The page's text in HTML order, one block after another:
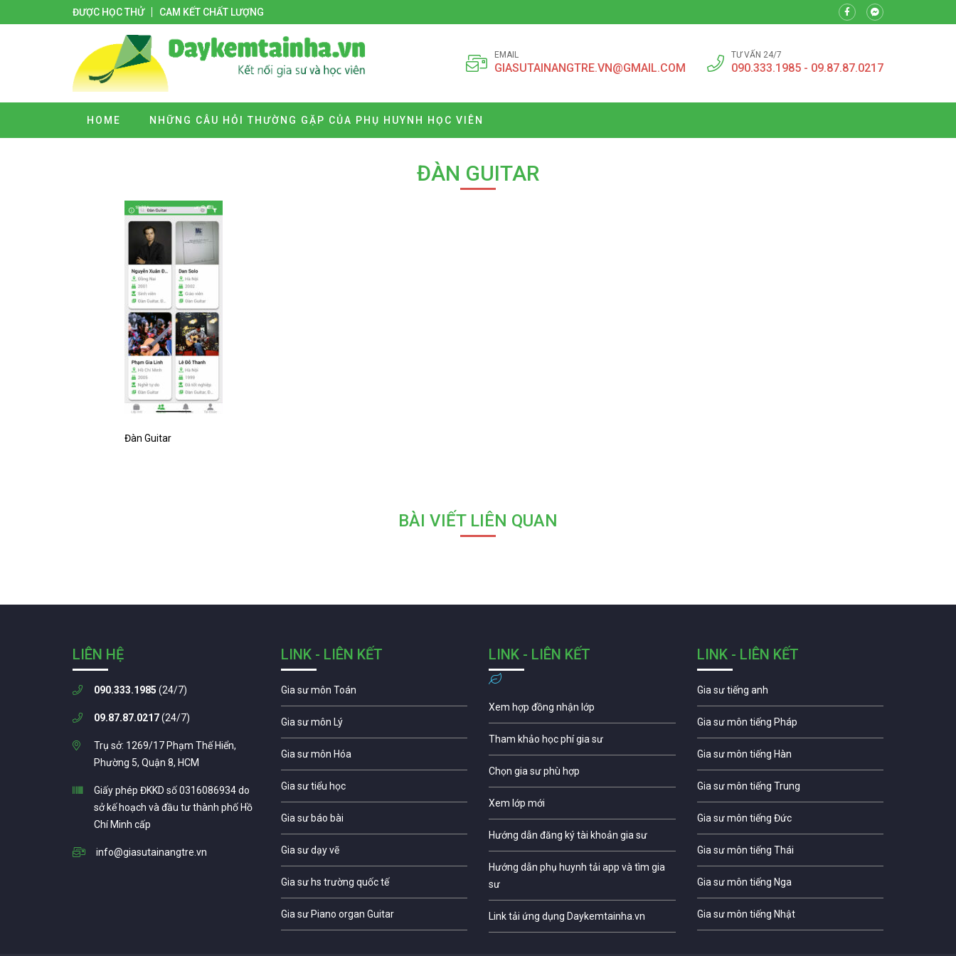
ĐƯỢC HỌC THỬ CAM KẾT CHẤT LƯỢNG
EMAIL
GIASUTAINANGTRE.VN@GMAIL.COM
TƯ VẤN 24/7
090.333.1985 - 09.87.87.0217
HOME NHỮNG CÂU HỎI THƯỜNG GẶP CỦA PHỤ HUYNH HỌC VIÊN
ĐÀN GUITAR
Đàn Guitar
BÀI VIẾT LIÊN QUAN
LIÊN HỆ
090.333.1985 (24/7)
09.87.87.0217(24/7)
Trụ sở: 1269/17 Phạm Thế Hiển,
Phường 5, Quận 8, HCM
Giấy phép ĐKKD số 0316086934 do
sở kế hoạch và đầu tư thành phố Hồ
Chí Minh cấp
info@giasutainangtre.vn
LINK - LIÊN KẾT
Gia sư môn Toán
Gia sư môn Lý
Gia sư môn Hóa
Gia sư tiểu học
Gia sư báo bài
Gia sư dạy vẽ
Gia sư hs trường quốc tế
Gia sư Piano organ Guitar
LINK - LIÊN KẾT
Xem hợp đồng nhận lớp
Tham khảo học phí gia sư
Chọn gia sư phù hợp
Xem lớp mới
Hướng dẫn đăng ký tài khoản gia sư
Hướng dẫn phụ huynh tải app và tìm gia
sư
Link tải ứng dụng Daykemtainha.vn
LINK - LIÊN KẾT
Gia sư tiếng anh
Gia sư môn tiếng Pháp
Gia sư môn tiếng Hàn
Gia sư môn tiếng Trung
Gia sư môn tiếng Đức
Gia sư môn tiếng Thái
Gia sư môn tiếng Nga
Gia sư môn tiếng Nhật